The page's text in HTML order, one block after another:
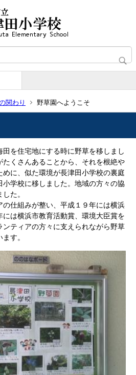
関わり 野草園へようこそ
を住宅地にする時に野草を移しまし
たくさんあることから、それを根絶や
めに、似た環境が長津田小学校の裏庭
学校に移しました。地域の方々の協
た。
仕組みが整い、平成１９年には横浜
は横浜市教育活動賞、環境大臣賞を
ティアの方々に支えられながら野草
す。